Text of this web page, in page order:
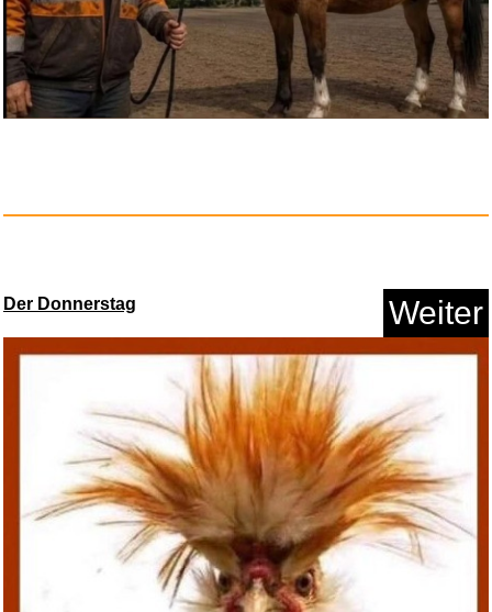
Anzeige
Nacon Tragetasche und
Aufbewah...
Anzeige
Der Donnerstag Weiter